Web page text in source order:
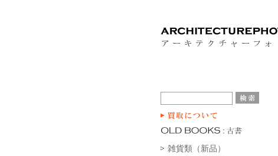
雑貨類（新品）